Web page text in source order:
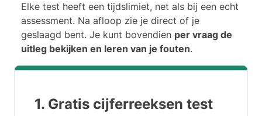
Elke test heeft een tijdslimiet, net als bij een echt
assessment. Na afloop zie je direct of je
geslaagd bent. Je kunt bovendien per vraag de
uitleg bekijken en leren van je fouten.
1. Gratis cijferreeksen test